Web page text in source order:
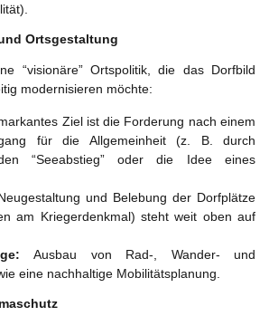
Ortsgestaltung
“visionäre” Ortspolitik, die das Dorfbild
modernisieren möchte:
Ziel ist die Forderung nach einem
für die Allgemeinheit (z. B. durch
“Seeabstieg” oder die Idee eines
und Belebung der Dorfplätze
am Kriegerdenkmal) steht weit oben auf
Ausbau von Rad-, Wander- und
eine nachhaltige Mobilitätsplanung.